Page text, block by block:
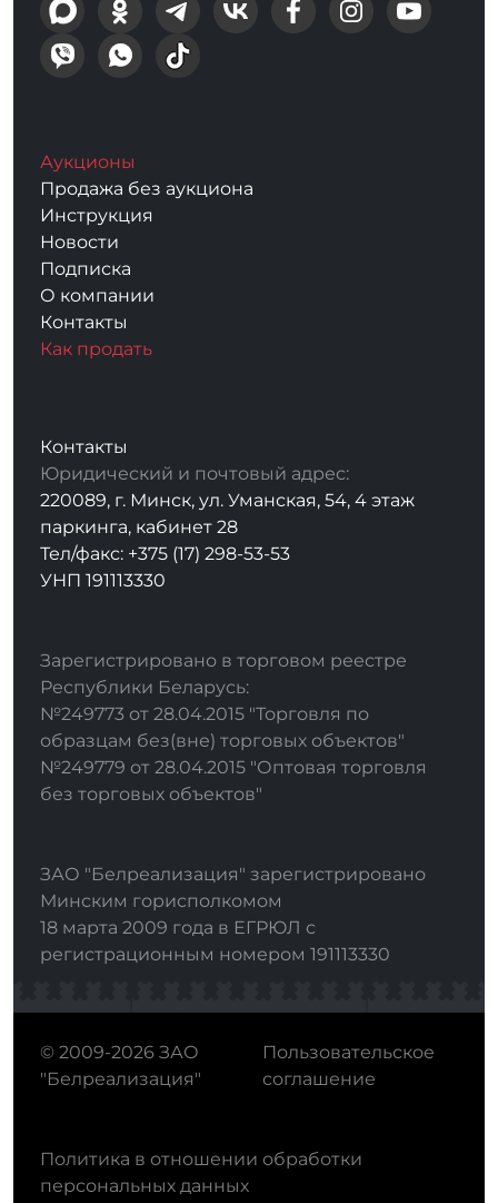
Аукционы
Продажа без аукциона
Инструкция
Новости
Подписка
О компании
Контакты
Как продать
Контакты
Юридический и почтовый адрес:
220089, г. Минск, ул. Уманская, 54, 4 этаж
паркинга, кабинет 28
Тел/факс: +375 (17) 298-53-53
УНП 191113330
Зарегистрировано в торговом реестре
Республики Беларусь:
№249773 от 28.04.2015 "Торговля по
образцам без(вне) торговых объектов"
№249779 от 28.04.2015 "Оптовая торговля
без торговых объектов"
ЗАО "Белреализация" зарегистрировано
Минским горисполкомом
18 марта 2009 года в ЕГРЮЛ с
регистрационным номером 191113330
© 2009-2026 ЗАО
"Белреализация"
Пользовательское
соглашение
Политика в отношении обработки
персональных данных